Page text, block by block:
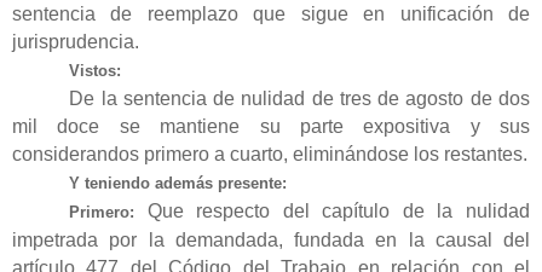
sentencia de reemplazo que sigue en unificación de
jurisprudencia.
Vistos:
De la sentencia de nulidad de tres de agosto de dos
mil doce se mantiene su parte expositiva y sus
considerandos primero a cuarto, eliminándose los restantes.
Y teniendo además presente:
Primero:
Que respecto del capítulo de la nulidad
impetrada por la demandada, fundada en la causal del
artículo 477 del Código del Trabajo en relación con el